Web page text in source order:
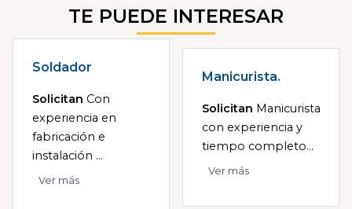
TE PUEDE INTERESAR
Soldador
Solicitan Con
experiencia en
fabricación e
instalación ...
Ver más
Manicurista.
Solicitan Manicurista
con experiencia y
tiempo completo...
Ver más